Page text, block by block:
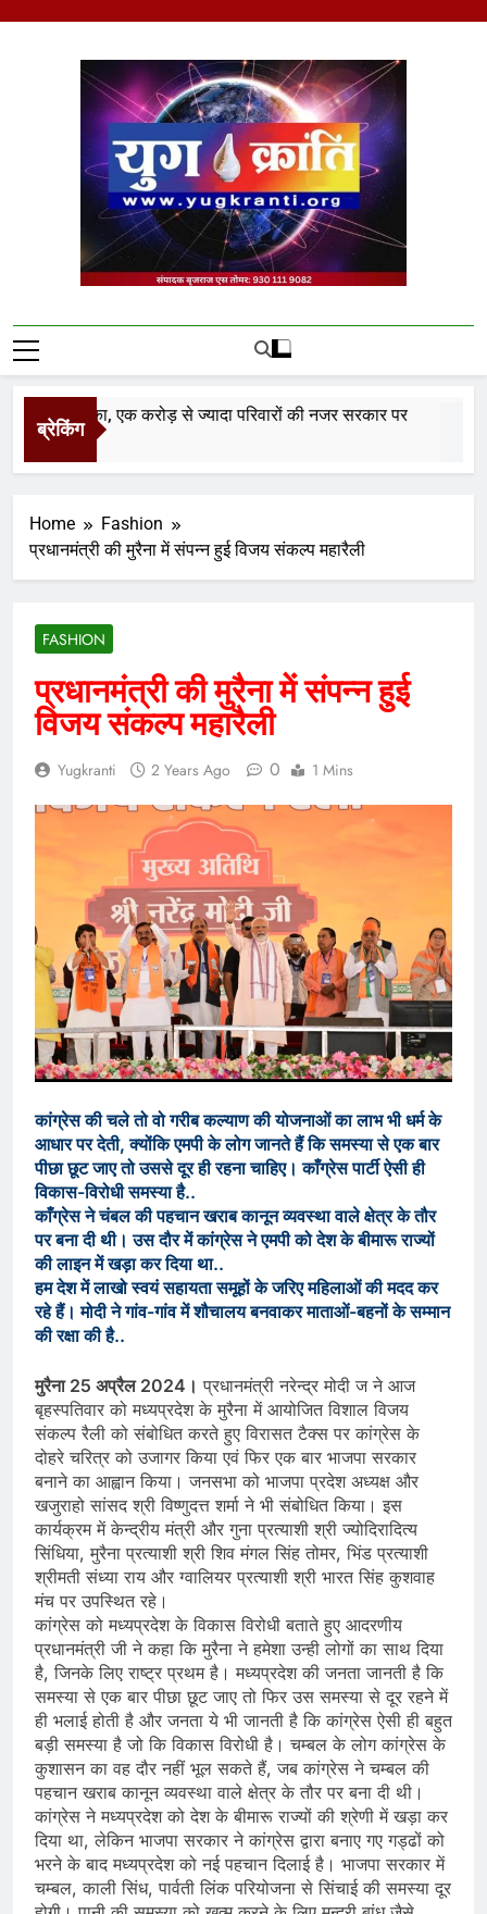
Yug Kranti | Trusted
News Portal
ब्रेकिंग
अटका, एक करोड़ से ज्यादा परिवारों की नजर सरकार पर
Home
Fashion
प्रधानमंत्री की मुरैना में संपन्न हुई विजय संकल्प महारैली
FASHION
प्रधानमंत्री की मुरैना में संपन्न हुई
विजय संकल्प महारैली
Yugkranti 2 Years Ago 0 1 Mins
कांग्रेस की चले तो वो गरीब कल्याण की योजनाओं का लाभ भी धर्म के
आधार पर देती, क्योंकि एमपी के लोग जानते हैं कि समस्या से एक बार
पीछा छूट जाए तो उससे दूर ही रहना चाहिए। काँग्रेस पार्टी ऐसी ही
विकास-विरोधी समस्या है..
काँग्रेस ने चंबल की पहचान खराब कानून व्यवस्था वाले क्षेत्र के तौर
पर बना दी थी। उस दौर में कांग्रेस ने एमपी को देश के बीमारू राज्यों
की लाइन में खड़ा कर दिया था..
हम देश में लाखो स्वयं सहायता समूहों के जरिए महिलाओं की मदद कर
रहे हैं। मोदी ने गांव-गांव में शौचालय बनवाकर माताओं-बहनों के सम्मान
की रक्षा की है..
मुरैना 25 अप्रैल 2024। प्रधानमंत्री नरेन्द्र मोदी ज ने आज
बृहस्पतिवार को मध्यप्रदेश के मुरैना में आयोजित विशाल विजय
संकल्प रैली को संबोधित करते हुए विरासत टैक्स पर कांग्रेस के
दोहरे चरित्र को उजागर किया एवं फिर एक बार भाजपा सरकार
बनाने का आह्वान किया। जनसभा को भाजपा प्रदेश अध्यक्ष और
खजुराहो सांसद श्री विष्णुदत्त शर्मा ने भी संबोधित किया। इस
कार्यक्रम में केन्द्रीय मंत्री और गुना प्रत्याशी श्री ज्योदिरादित्य
सिंधिया, मुरैना प्रत्याशी श्री शिव मंगल सिंह तोमर, भिंड प्रत्याशी
श्रीमती संध्या राय और ग्वालियर प्रत्याशी श्री भारत सिंह कुशवाह
मंच पर उपस्थित रहे।
कांग्रेस को मध्यप्रदेश के विकास विरोधी बताते हुए आदरणीय
प्रधानमंत्री जी ने कहा कि मुरैना ने हमेशा उन्ही लोगों का साथ दिया
है, जिनके लिए राष्ट्र प्रथम है। मध्यप्रदेश की जनता जानती है कि
समस्या से एक बार पीछा छूट जाए तो फिर उस समस्या से दूर रहने में
ही भलाई होती है और जनता ये भी जानती है कि कांग्रेस ऐसी ही बहुत
बड़ी समस्या है जो कि विकास विरोधी है। चम्बल के लोग कांग्रेस के
कुशासन का वह दौर नहीं भूल सकते हैं, जब कांग्रेस ने चम्बल की
पहचान खराब कानून व्यवस्था वाले क्षेत्र के तौर पर बना दी थी।
कांग्रेस ने मध्यप्रदेश को देश के बीमारू राज्यों की श्रेणी में खड़ा कर
दिया था, लेकिन भाजपा सरकार ने कांग्रेस द्वारा बनाए गए गड्ढों को
भरने के बाद मध्यप्रदेश को नई पहचान दिलाई है। भाजपा सरकार में
चम्बल, काली सिंध, पार्वती लिंक परियोजना से सिंचाई की समस्या दूर